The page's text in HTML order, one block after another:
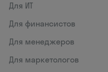
Для ИТ
Для финансистов
Для менеджеров
Для маркетологов